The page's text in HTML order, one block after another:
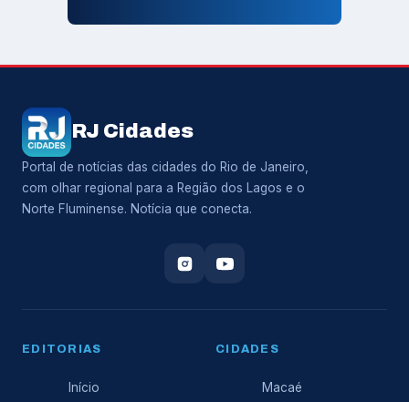
RJ Cidades
Portal de notícias das cidades do Rio de Janeiro,
com olhar regional para a Região dos Lagos e o
Norte Fluminense. Notícia que conecta.
EDITORIAS
Início
CIDADES
Macaé